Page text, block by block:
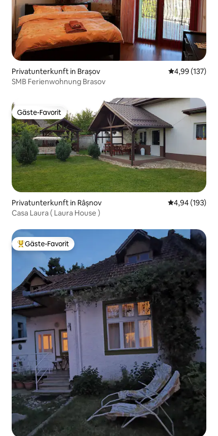
Privatunterkunft in Brașov
4,99 (137)
SMB Ferienwohnung Brasov
Gäste-Favorit
Gäste-Favorit
Privatunterkunft in Râșnov
4,94 (193)
Casa Laura ( Laura House )
Beliebter Gäste-Favorit.
Gäste-Favorit